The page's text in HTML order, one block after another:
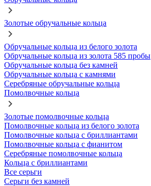
Золотые обручальные кольца
Обручальные кольца из белого золота
Обручальные кольца из золота 585 пробы
Обручальные кольца без камней
Обручальные кольца с камнями
Серебряные обручальные кольца
Помолвочные кольца
Золотые помолвочные кольца
Помолвочные кольца из белого золота
Помолвочные кольца с бриллиантами
Помолвочные кольца с фианитом
Серебряные помолвочные кольца
Кольца с бриллиантами
Все серьги
Серьги без камней